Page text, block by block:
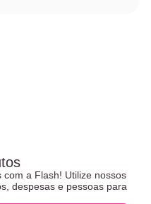
a Flash! Utilize nossos
despesas e pessoas para